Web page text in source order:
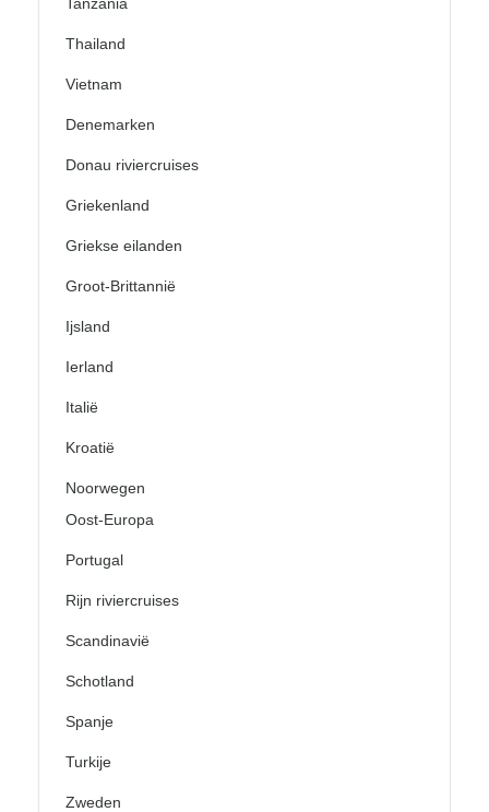
Thailand
Vietnam
Denemarken
Donau riviercruises
Griekenland
Griekse eilanden
Groot-Brittannië
Ijsland
Ierland
Italië
Kroatië
Noorwegen
Oost-Europa
Portugal
Rijn riviercruises
Scandinavië
Schotland
Spanje
Turkije
Zweden